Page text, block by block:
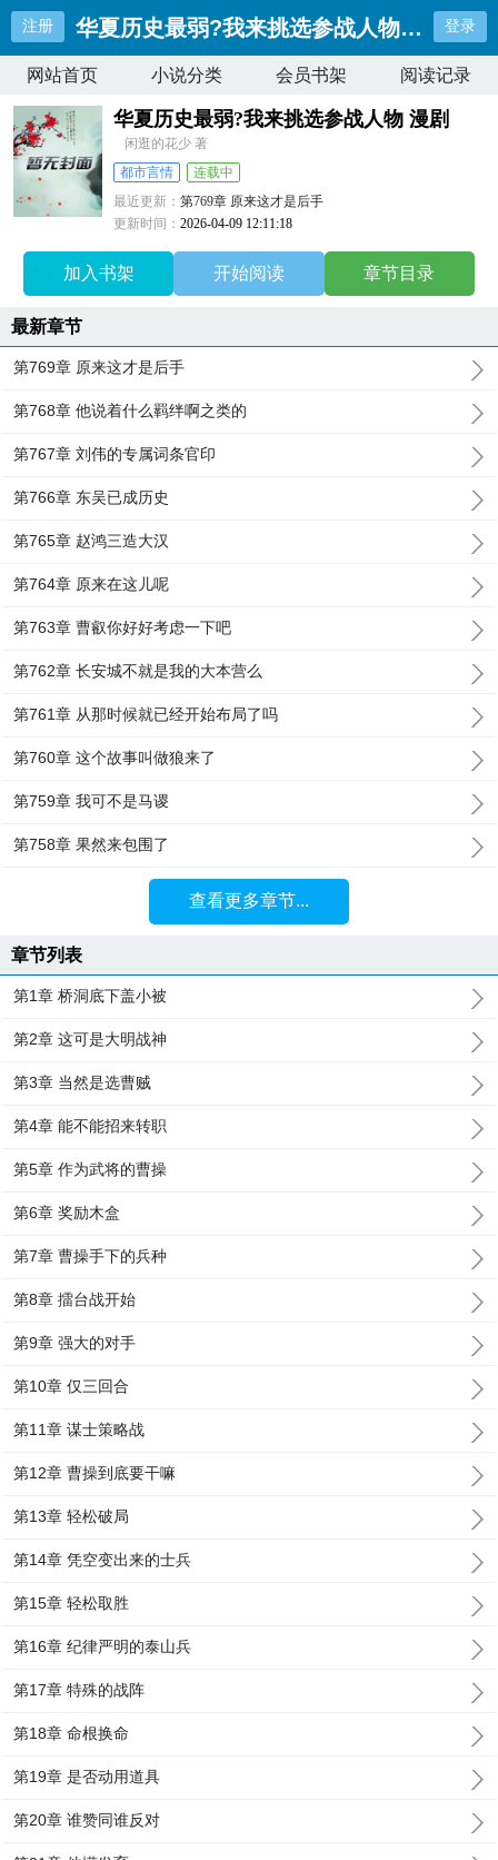
注册 华夏历史最弱?我来挑选参战人物 漫剧登录
网站首页 小说分类 会员书架 阅读记录
华夏历史最弱?我来挑选参战人物 漫剧
闲逛的花少 著
都市言情
连载中
最近更新：第769章 原来这才是后手
更新时间：2026-04-09 12:11:18
加入书架 开始阅读 章节目录
最新章节
第769章 原来这才是后手
第768章 他说着什么羁绊啊之类的
第767章 刘伟的专属词条官印
第766章 东吴已成历史
第765章 赵鸿三造大汉
第764章 原来在这儿呢
第763章 曹叡你好好考虑一下吧
第762章 长安城不就是我的大本营么
第761章 从那时候就已经开始布局了吗
第760章 这个故事叫做狼来了
第759章 我可不是马谡
第758章 果然来包围了
查看更多章节...
章节列表
第1章 桥洞底下盖小被
第2章 这可是大明战神
第3章 当然是选曹贼
第4章 能不能招来转职
第5章 作为武将的曹操
第6章 奖励木盒
第7章 曹操手下的兵种
第8章 擂台战开始
第9章 强大的对手
第10章 仅三回合
第11章 谋士策略战
第12章 曹操到底要干嘛
第13章 轻松破局
第14章 凭空变出来的士兵
第15章 轻松取胜
第16章 纪律严明的泰山兵
第17章 特殊的战阵
第18章 命根换命
第19章 是否动用道具
第20章 谁赞同谁反对